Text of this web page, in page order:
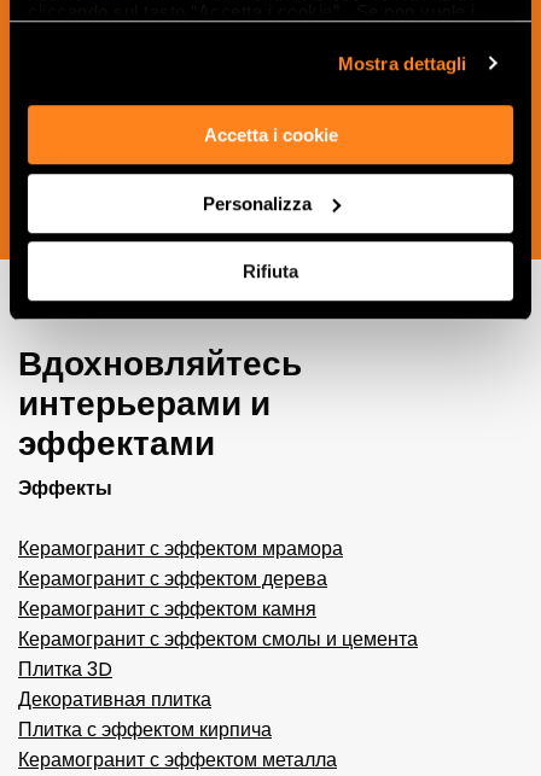
Mostra dettagli
Accetta i cookie
Personalizza
Rifiuta
Подпишитесь на нашу рассылку, чтобы
получать новости, обновления и
креативные идеи из мира керамики и
дизайна интерьера.
Вдохновляйтесь
интерьерами и
эффектами
Эффекты
Керамогранит с эффектом мрамора
Керамогранит с эффектом дерева
Керамогранит с эффектом камня
Керамогранит с эффектом смолы и цемента
Плитка 3D
Декоративная плитка
Плитка с эффектом кирпича
Керамогранит с эффектом металла